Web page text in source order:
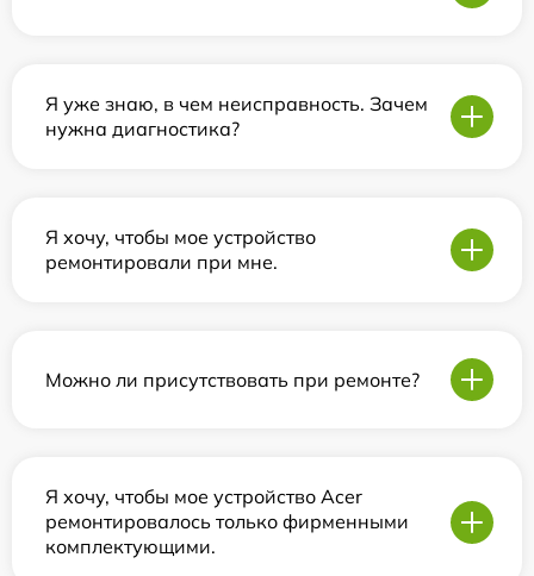
Я уже знаю, в чем неисправность. Зачем
нужна диагностика?
Я хочу, чтобы мое устройство
ремонтировали при мне.
Можно ли присутствовать при ремонте?
Я хочу, чтобы мое устройство Acer
ремонтировалось только фирменными
комплектующими.